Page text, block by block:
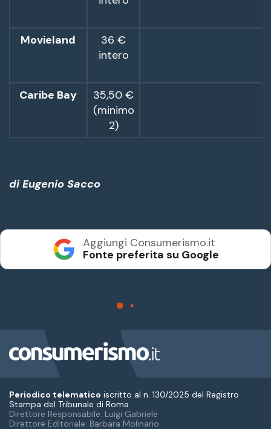
Periodico telematico iscritto al n. 130/2025 del Registro
Stampa del Tribunale di Roma
Direttore Responsabile: Luigi Gabriele
Direttore Editoriale: Barbara Molinario